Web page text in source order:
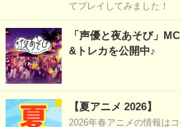
てプレイしてみました！
「声優と夜あそび」
&トレカを公開中♪
【夏アニメ 2026】
2026年春アニメの情報はコ